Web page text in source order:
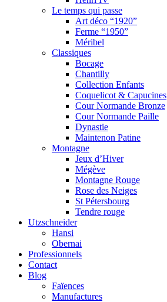
Le temps qui passe
Art déco “1920”
Ferme “1950”
Méribel
Classiques
Bocage
Chantilly
Collection Enfants
Coquelicot & Capucines
Cour Normande Bronze
Cour Normande Paille
Dynastie
Maintenon Patine
Montagne
Jeux d’Hiver
Mégève
Montagne Rouge
Rose des Neiges
St Pétersbourg
Tendre rouge
Utzschneider
Hansi
Obernai
Professionnels
Contact
Blog
Faïences
Manufactures